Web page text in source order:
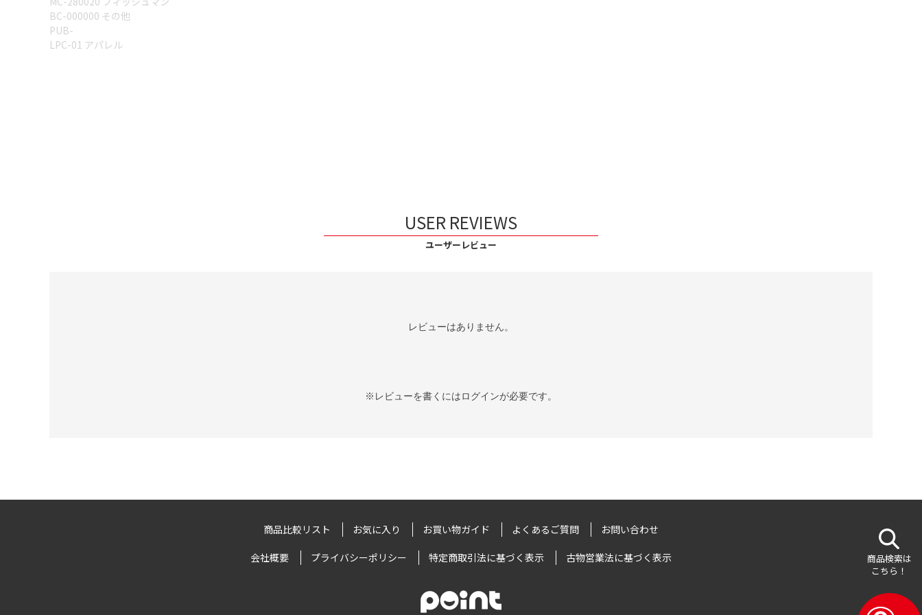
BC-000000 その他
PUB-
LPC-01 アパレル
USER REVIEWS
ユーザーレビュー
レビューはありません。
※レビューを書くにはログインが必要です。
商品比較リスト お気に入り お買い物ガイド よくあるご質問 お問い合わせ
会社概要 プライバシーポリシー 特定商取引法に基づく表示 古物営業法に基づく表示
商品検索は
こちら！